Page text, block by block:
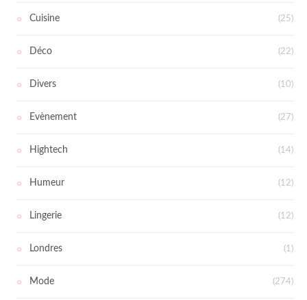
Cuisine (25)
Déco (22)
Divers (10)
Evènement (27)
Hightech (14)
Humeur (12)
Lingerie (12)
Londres (1)
Mode (274)